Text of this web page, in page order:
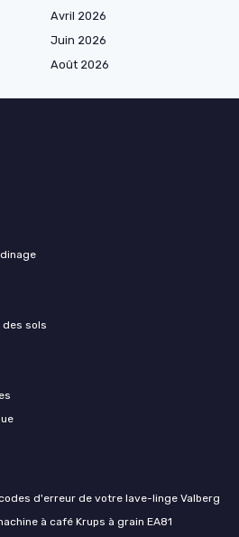
Avril 2026
Juin 2026
Août 2026
sols
d'erreur de votre lave-linge Valberg
à café Krups à grain EA81